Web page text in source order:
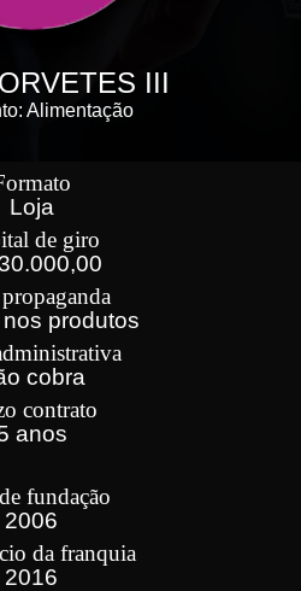
III
Alimentação
Loja
de giro
produtos
cobra
contrato
anos
fundação
2006
da franquia
2016